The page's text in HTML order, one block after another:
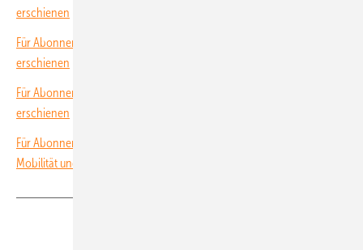
erschienen
Für Abonnenten: Neues Themenheft über Gewerbespeicher
erschienen
Für Abonnenten: Neues Themenheft über solare Architektur (BIPV)
erschienen
Für Abonnenten: Für Abonnenten: Neues Themenheft über E-
Mobilität und Wasserstoff